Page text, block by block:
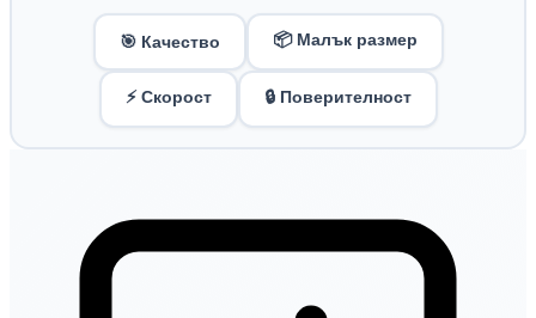
🎯 Качество 📦 Малък размер
⚡ Скорост 🔒 Поверителност